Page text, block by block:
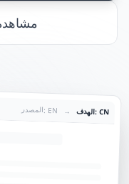
المصدر: EN → الهدف: CN